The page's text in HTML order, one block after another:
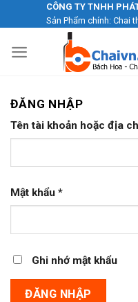
to
content
CÔNG TY TNHH
Sản Phẩm chính: Chai
ĐĂNG NHẬP
Tên tài khoản hoặc địa
Mật khẩu *
Ghi nhớ mật khẩu
ĐĂNG NHẬP